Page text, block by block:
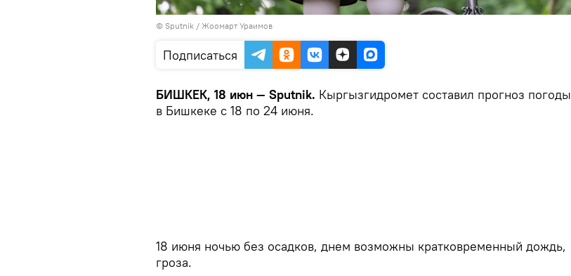
© Sputnik / Жоомарт Ураимов
Подписаться
БИШКЕК, 18 июн — Sputnik. Кыргызгидромет составил прогноз погоды
в Бишкеке с 18 по 24 июня.
18 июня ночью без осадков, днем возможны кратковременный дождь,
гроза.